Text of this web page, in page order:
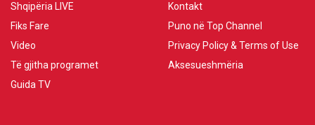
Shqipëria LIVE
Fiks Fare
Video
Të gjitha programet
Guida TV
Kontakt
Puno në Top Channel
Privacy Policy & Terms of Use
Aksesueshmëria